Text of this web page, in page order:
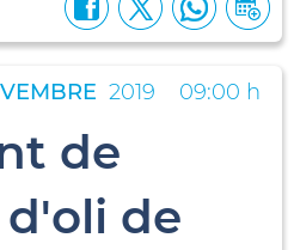
2019 09:00 h
de
de